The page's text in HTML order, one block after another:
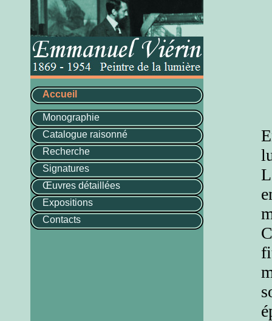
Accueil
Monographie
Catalogue raisonné
Recherche
Signatures
Œuvres détaillées
Expositions
Contacts